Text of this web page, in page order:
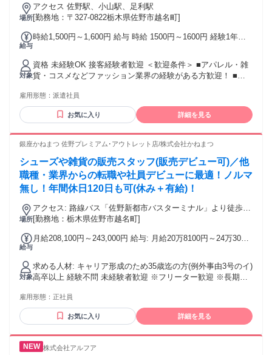
場所
アクセス 佐野駅、小山駅、足利駅
[勤務地：〒327-0822栃木県佐野市越名町]
給与
時給1,500円～1,600円 給与 時給 1500円～1600円 経験1年以
就業1年後には必ず1600円に昇給します！ 【キャリア手当10
万円】 エントリーした職種の経験が2年以上・フルタイム勤務
可能な方は、全員がキャリア手当の対象となります。 なんと
《10万円》を1ヶ月勤務後の給与にて一括支給するスタブリだ
で通勤する場合は、交通費全額支給いたします。 車通勤の場
合は、駐車場無料、ガソリン代一部支給となります。
対象
資格 未経験OK 接客経験者歓迎 ＜歓迎条件＞ ■アパレル・雑
貨・コスメなどファッション業界の経験がある方歓迎！ ■パ
ップ店員や事務など、他業種からの転職も大歓迎です。 【将
来的には正社員も目指せる！】 スタッフブリッジでは、未経
験から販売スタッフにチャレンジし、正社員を目指すことも
研修もあるので、アパレル・ファッション・コスメ業界に初
雇用形態： 派遣社員
お気に入り 詳細を見る
銀座かねまつ 佐野プレミアム･アウトレット店/株式会社かねまつ
シューズや雑貨の販売スタッフ(販売デビュー可)／他
職種・業界からの転職や社員デビューに最適！ノルマ
無し！年間休日120日も可(休み＋有給)！
場所
アクセス: 路線バス「佐野新都市バスターミナル」より徒歩3
分！ JR「佐野駅」から車で13分・路線バスで20分 JR「岩舟
館林市・桐生市からも20分～1時間程度です
[勤務地：栃木県佐野市越名町]
給与
月給208,100円～243,000円 給与: 月給20万8100円～24万3000
与です ※能力により面接で相談のうえ決定 月給20万2600円～
24万3000円(四大卒) 月給19万7000円～24万3000円(専･短卒)
月給19万5000円～24万3000円(高卒) ※残業代別途支給
対象
求める人材: キャリア形成のため35歳迄の方(例外事由3号のイ)
高卒以上 経験不問 未経験者歓迎 ※フリーター歓迎 ※長期勤
レル販売や雑貨販売、接客業で探している方、 ファッション
が好きな方も大歓迎です。 For this position, we only consider
applicants who already have a work-authorized status in
雇用形態： 正社員
お気に入り 詳細を見る
株式会社アルフア